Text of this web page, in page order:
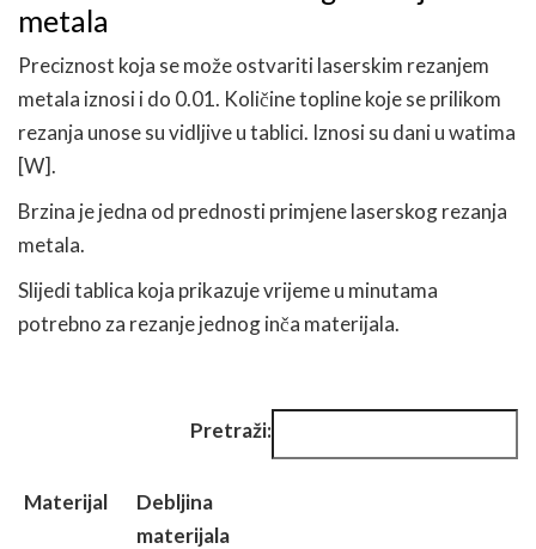
metala
Preciznost koja se može ostvariti laserskim rezanjem
metala iznosi i do 0.01. Količine topline koje se prilikom
rezanja unose su vidljive u tablici. Iznosi su dani u watima
[W].
Brzina je jedna od prednosti primjene laserskog rezanja
metala.
Slijedi tablica koja prikazuje vrijeme u minutama
potrebno za rezanje jednog inča materijala.
Pretraži:
Materijal
Debljina
materijala